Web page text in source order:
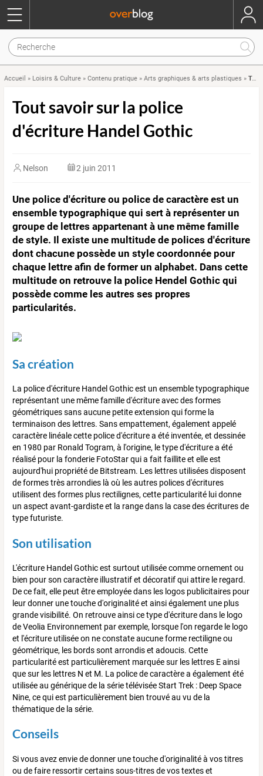
Accueil » Loisirs & Culture » Contenu pratique » Arts graphiques & arts plastiques » Tout savoir sur la police d'écriture Handel Gothic
Tout savoir sur la police
d'écriture Handel Gothic
Nelson 2 juin 2011
Une police d'écriture ou police de caractère est un
ensemble typographique qui sert à représenter un
groupe de lettres appartenant à une même famille
de style. Il existe une multitude de polices d'écriture
dont chacune possède un style coordonnée pour
chaque lettre afin de former un alphabet. Dans cette
multitude on retrouve la police Hendel Gothic qui
possède comme les autres ses propres
particularités.
Sa création
La police d'écriture Handel Gothic est un ensemble typographique
représentant une même famille d'écriture avec des formes
géométriques sans aucune petite extension qui forme la
terminaison des lettres. Sans empattement, également appelé
caractère linéale cette police d'écriture a été inventée, et dessinée
en 1980 par Ronald Togram, à l'origine, le type d'écriture a été
réalisé pour la fonderie FotoStar qui a fait faillite et elle est
aujourd'hui propriété de Bitstream. Les lettres utilisées disposent
de formes très arrondies là où les autres polices d'écritures
utilisent des formes plus rectilignes, cette particularité lui donne
un aspect avant-gardiste et la range dans la case des écritures de
type futuriste.
Son utilisation
L'écriture Handel Gothic est surtout utilisée comme ornement ou
bien pour son caractère illustratif et décoratif qui attire le regard.
De ce fait, elle peut être employée dans les logos publicitaires pour
leur donner une touche d'originalité et ainsi également une plus
grande visibilité. On retrouve ainsi ce type d'écriture dans le logo
de Veolia Environnement par exemple, lorsque l'on regarde le logo
et l'écriture utilisée on ne constate aucune forme rectiligne ou
géométrique, les bords sont arrondis et adoucis. Cette
particularité est particulièrement marquée sur les lettres E ainsi
que sur les lettres N et M. La police de caractère a également été
utilisée au générique de la série télévisée Start Trek : Deep Space
Nine, ce qui est particulièrement bien trouvé au vu de la
thématique de la série.
Conseils
Si vous avez envie de donner une touche d'originalité à vos titres
ou de faire ressortir certains sous-titres de vos textes et